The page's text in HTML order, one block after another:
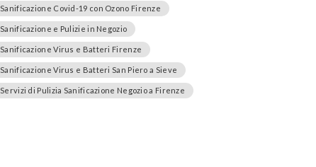
Sanificazione Covid-19 con Ozono Firenze
Sanificazione e Pulizie in Negozio
Sanificazione Virus e Batteri Firenze
Sanificazione Virus e Batteri San Piero a Sieve
Servizi di Pulizia Sanificazione Negozio a Firenze